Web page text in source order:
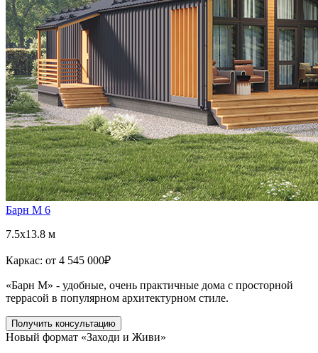
Барн М 6
7.5x13.8 м
Каркас: от 4 545 000₽
«Барн М» - удобные, очень практичные дома с просторной
террасой в популярном архитектурном стиле.
Получить консультацию
Новый формат «Заходи и Живи»